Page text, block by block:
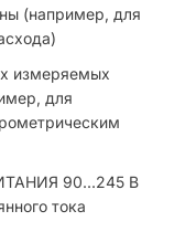
(например, для
измеряемых
для
90...245 В
тока